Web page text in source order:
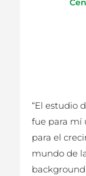
“El estudio
fue para mí
para el
mundo de